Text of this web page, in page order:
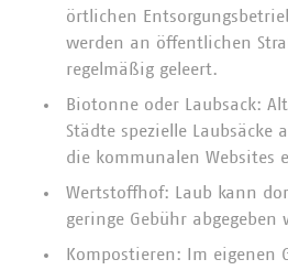
örtlichen
werden an öffentlichen
regelmäßig geleert.
Biotonne oder Laubsack:
Städte spezielle Laubsäcke
die kommunalen Websites
Wertstoffhof: Laub kann
geringe Gebühr abgegeben
Kompostieren: Im eigenen